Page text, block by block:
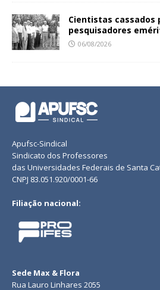
Cientistas cassados
pesquisadores
06/08/2026
Apufsc-Sindical
Sindicato dos Professores
das Universidades Federais de Santa
CNPJ 83.051.920/0001-66
Filiação nacional:
Sede Max & Flora
Rua Lauro Linhares 2055